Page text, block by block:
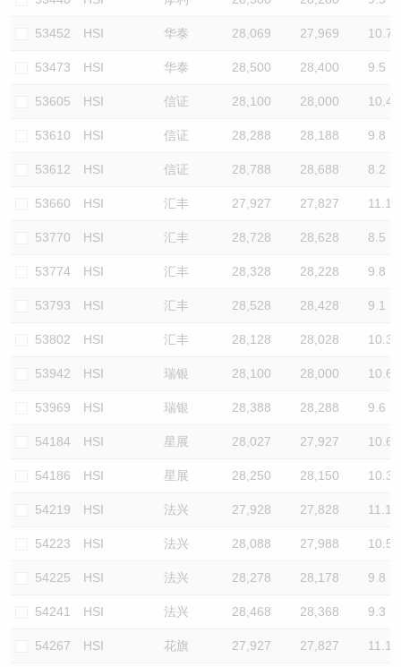
53452 HSI 华泰 28,069 27,969 10.7
53473 HSI 华泰 28,500 28,400 9.5
53605 HSI 信证 28,100 28,000 10.4
53610 HSI 信证 28,288 28,188 9.8
53612 HSI 信证 28,788 28,688 8.2
53660 HSI 汇丰 27,927 27,827 11.1
53770 HSI 汇丰 28,728 28,628 8.5
53774 HSI 汇丰 28,328 28,228 9.8
53793 HSI 汇丰 28,528 28,428 9.1
53802 HSI 汇丰 28,128 28,028 10.3
53942 HSI 瑞银 28,100 28,000 10.6
53969 HSI 瑞银 28,388 28,288 9.6
54184 HSI 星展 28,027 27,927 10.6
54186 HSI 星展 28,250 28,150 10.3
54219 HSI 法兴 27,928 27,828 11.1
54223 HSI 法兴 28,088 27,988 10.5
54225 HSI 法兴 28,278 28,178 9.8
54241 HSI 法兴 28,468 28,368 9.3
54267 HSI 花旗 27,927 27,827 11.1